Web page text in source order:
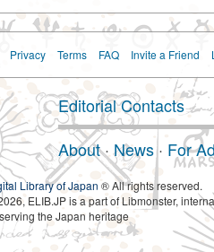
Privacy Terms FAQ Invite a Friend
Editorial Contacts
About·News · For
Library of Japan ® All rights reserved.
ELIB.JP is a part of Libmonster,
the Japan heritage